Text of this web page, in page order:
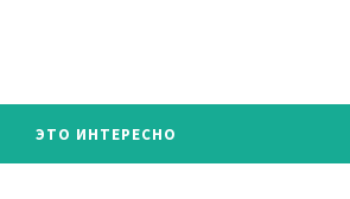
ЭТО ИНТЕРЕСНО